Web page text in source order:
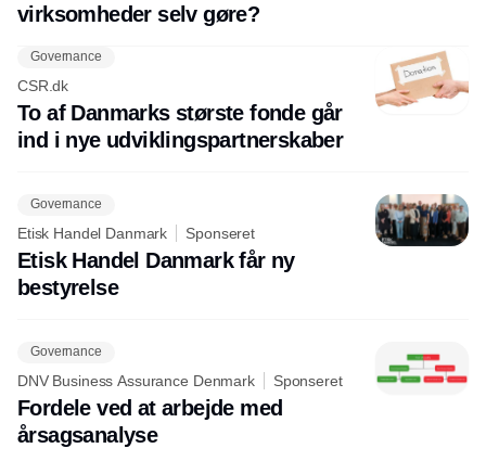
virksomheder selv gøre?
Governance
CSR.dk
To af Danmarks største fonde går
ind i nye udviklingspartnerskaber
Governance
Etisk Handel Danmark Sponseret
Etisk Handel Danmark får ny
bestyrelse
Governance
DNV Business Assurance Denmark Sponseret
Fordele ved at arbejde med
årsagsanalyse